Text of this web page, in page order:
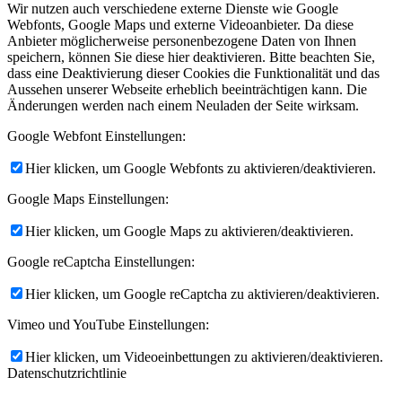
Wir nutzen auch verschiedene externe Dienste wie Google
Webfonts, Google Maps und externe Videoanbieter. Da diese
Anbieter möglicherweise personenbezogene Daten von Ihnen
speichern, können Sie diese hier deaktivieren. Bitte beachten Sie,
dass eine Deaktivierung dieser Cookies die Funktionalität und das
Aussehen unserer Webseite erheblich beeinträchtigen kann. Die
Änderungen werden nach einem Neuladen der Seite wirksam.
Google Webfont Einstellungen:
Hier klicken, um Google Webfonts zu aktivieren/deaktivieren.
Google Maps Einstellungen:
Hier klicken, um Google Maps zu aktivieren/deaktivieren.
Google reCaptcha Einstellungen:
Hier klicken, um Google reCaptcha zu aktivieren/deaktivieren.
Vimeo und YouTube Einstellungen:
Hier klicken, um Videoeinbettungen zu aktivieren/deaktivieren.
Datenschutzrichtlinie